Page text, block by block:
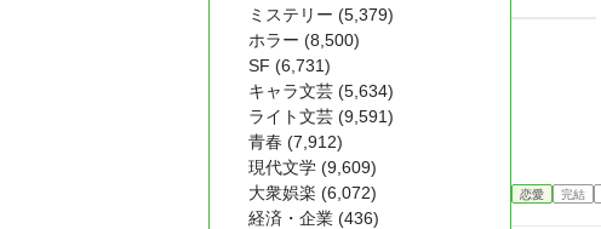
恋愛 完結
ミステリー (5,379)
ホラー (8,500)
SF (6,731)
キャラ文芸 (5,634)
ライト文芸 (9,591)
青春 (7,912)
現代文学 (9,609)
大衆娯楽 (6,072)
経済・企業 (436)